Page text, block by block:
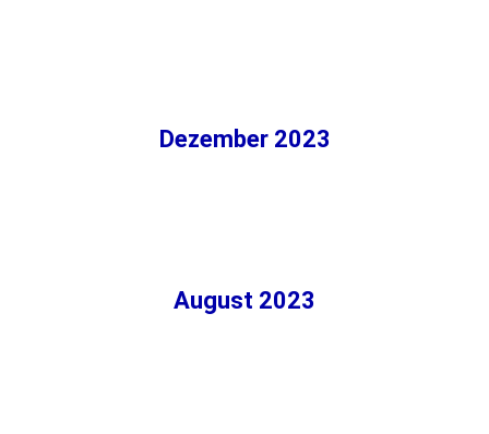
Dezember 2023
August 2023